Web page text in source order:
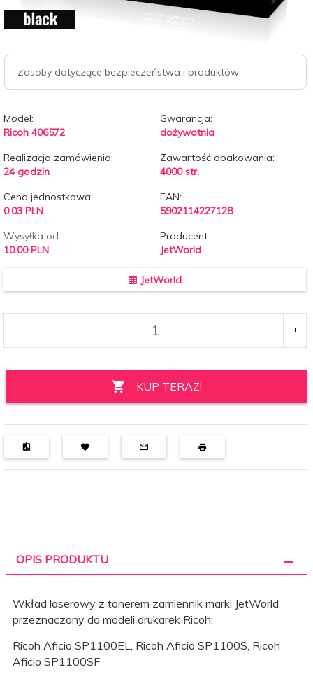
Zasoby dotyczące bezpieczeństwa i produktów
Model:
Ricoh 406572
Gwarancja:
dożywotnia
Realizacja zamówienia:
24 godzin
Zawartość opakowania:
4000 str.
Cena jednostkowa:
0.03 PLN
EAN:
5902114227128
Wysyłka od:
10.00 PLN
Producent:
JetWorld
JetWorld
KUP TERAZ!
OPIS PRODUKTU
Wkład laserowy z tonerem zamiennik marki JetWorld
przeznaczony do modeli drukarek Ricoh:
Ricoh Aficio SP1100EL, Ricoh Aficio SP1100S, Ricoh
Aficio SP1100SF